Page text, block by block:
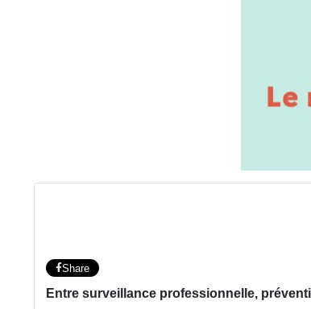
Share
Entre surveillance professionnelle,